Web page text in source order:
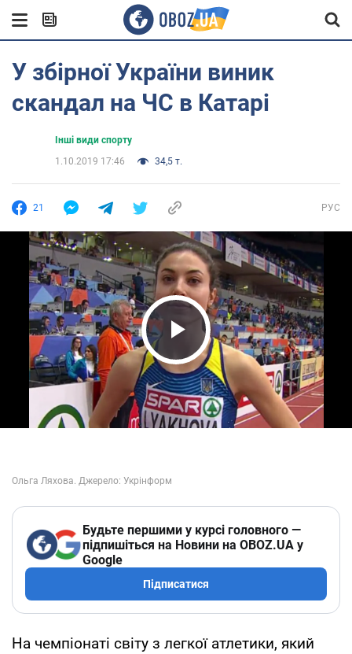
У збірної України виник
скандал на ЧС в Катарі
Інші види спорту
1.10.2019 17:46
34,5 т.
21 РУС
Play Video
Будьте першими у курсі головного —
підпишіться на Новини на OBOZ.UA у
Google
Підписатися
На чемпіонаті світу з легкої атлетики, який